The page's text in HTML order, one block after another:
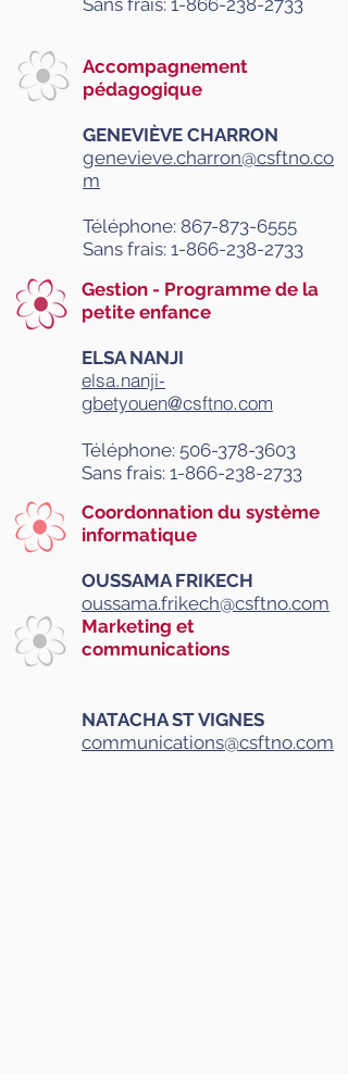
Sans frais: 1-866-238-2733
Accompagnement
pédagogique
GENEVIÈVE CHARRON
genevieve.charron@csftno.co
m
Téléphone: 867-873-6555
Sans frais: 1-866-238-2733
Coordonnation du système
informatique
OUSSAMA FRIKECH
oussama.frikech@csftno.com
Gestion - Programme de la
petite enfance
ELSA NANJI
elsa.nanji-
gbetyouen@csftno.com
Téléphone: 506-378-3603
Sans frais: 1-866-238-2733
Marketing et
communications
NATACHA ST VIGNES
communications@csftno.com